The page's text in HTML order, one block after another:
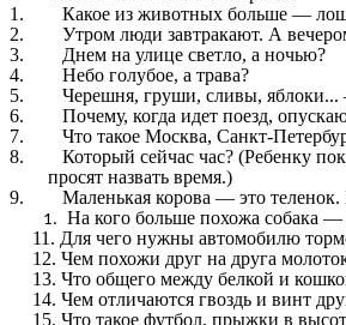
1. Какое из животных больше —
2. Утром люди завтракают. А
3. Днем на улице светло, а ночью?
4. Небо голубое, а трава?
5. Черешня, груши, сливы, яблоки...
6. Почему, когда идет поезд,
7. Что такое Москва, Санкт-
8. Который сейчас час? (Ребенку
просят назвать время.)
9. Маленькая корова — это теленок.
На кого больше похожа собака
11. Для чего нужны автомобилю
12. Чем похожи друг на друга
13. Что общего между белкой и
14. Чем отличаются гвоздь и винт
15. Что такое футбол, прыжки в